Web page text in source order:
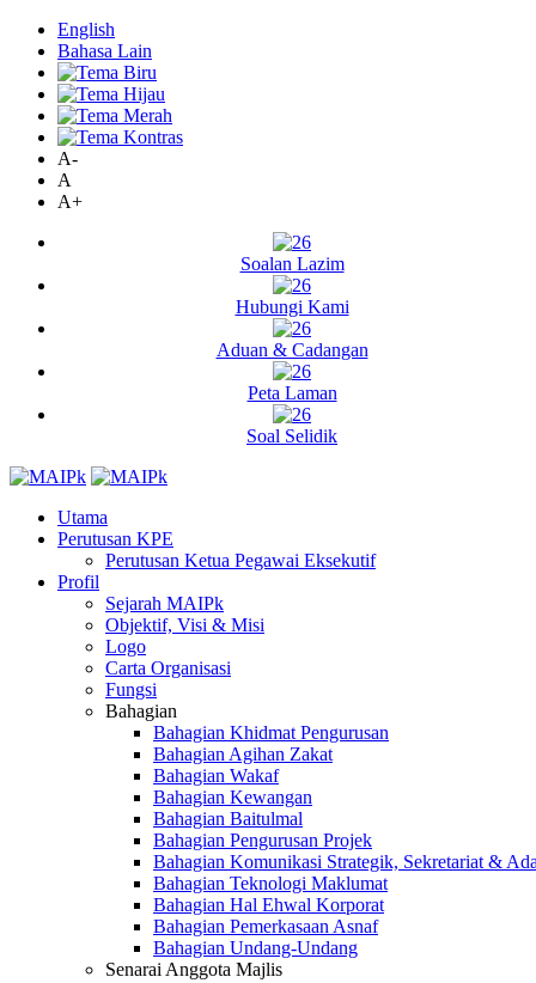
English
Bahasa Lain
A-
A
A+
Soalan Lazim
Hubungi Kami
Aduan & Cadangan
Peta Laman
Soal Selidik
Utama
Perutusan KPE
Perutusan Ketua Pegawai Eksekutif
Profil
Sejarah MAIPk
Objektif, Visi & Misi
Logo
Carta Organisasi
Fungsi
Bahagian
Bahagian Khidmat Pengurusan
Bahagian Agihan Zakat
Bahagian Wakaf
Bahagian Kewangan
Bahagian Baitulmal
Bahagian Pengurusan Projek
Bahagian Komunikasi Strategik, Sekretariat &
Bahagian Teknologi Maklumat
Bahagian Hal Ehwal Korporat
Bahagian Pemerkasaan Asnaf
Bahagian Undang-Undang
Senarai Anggota Majlis